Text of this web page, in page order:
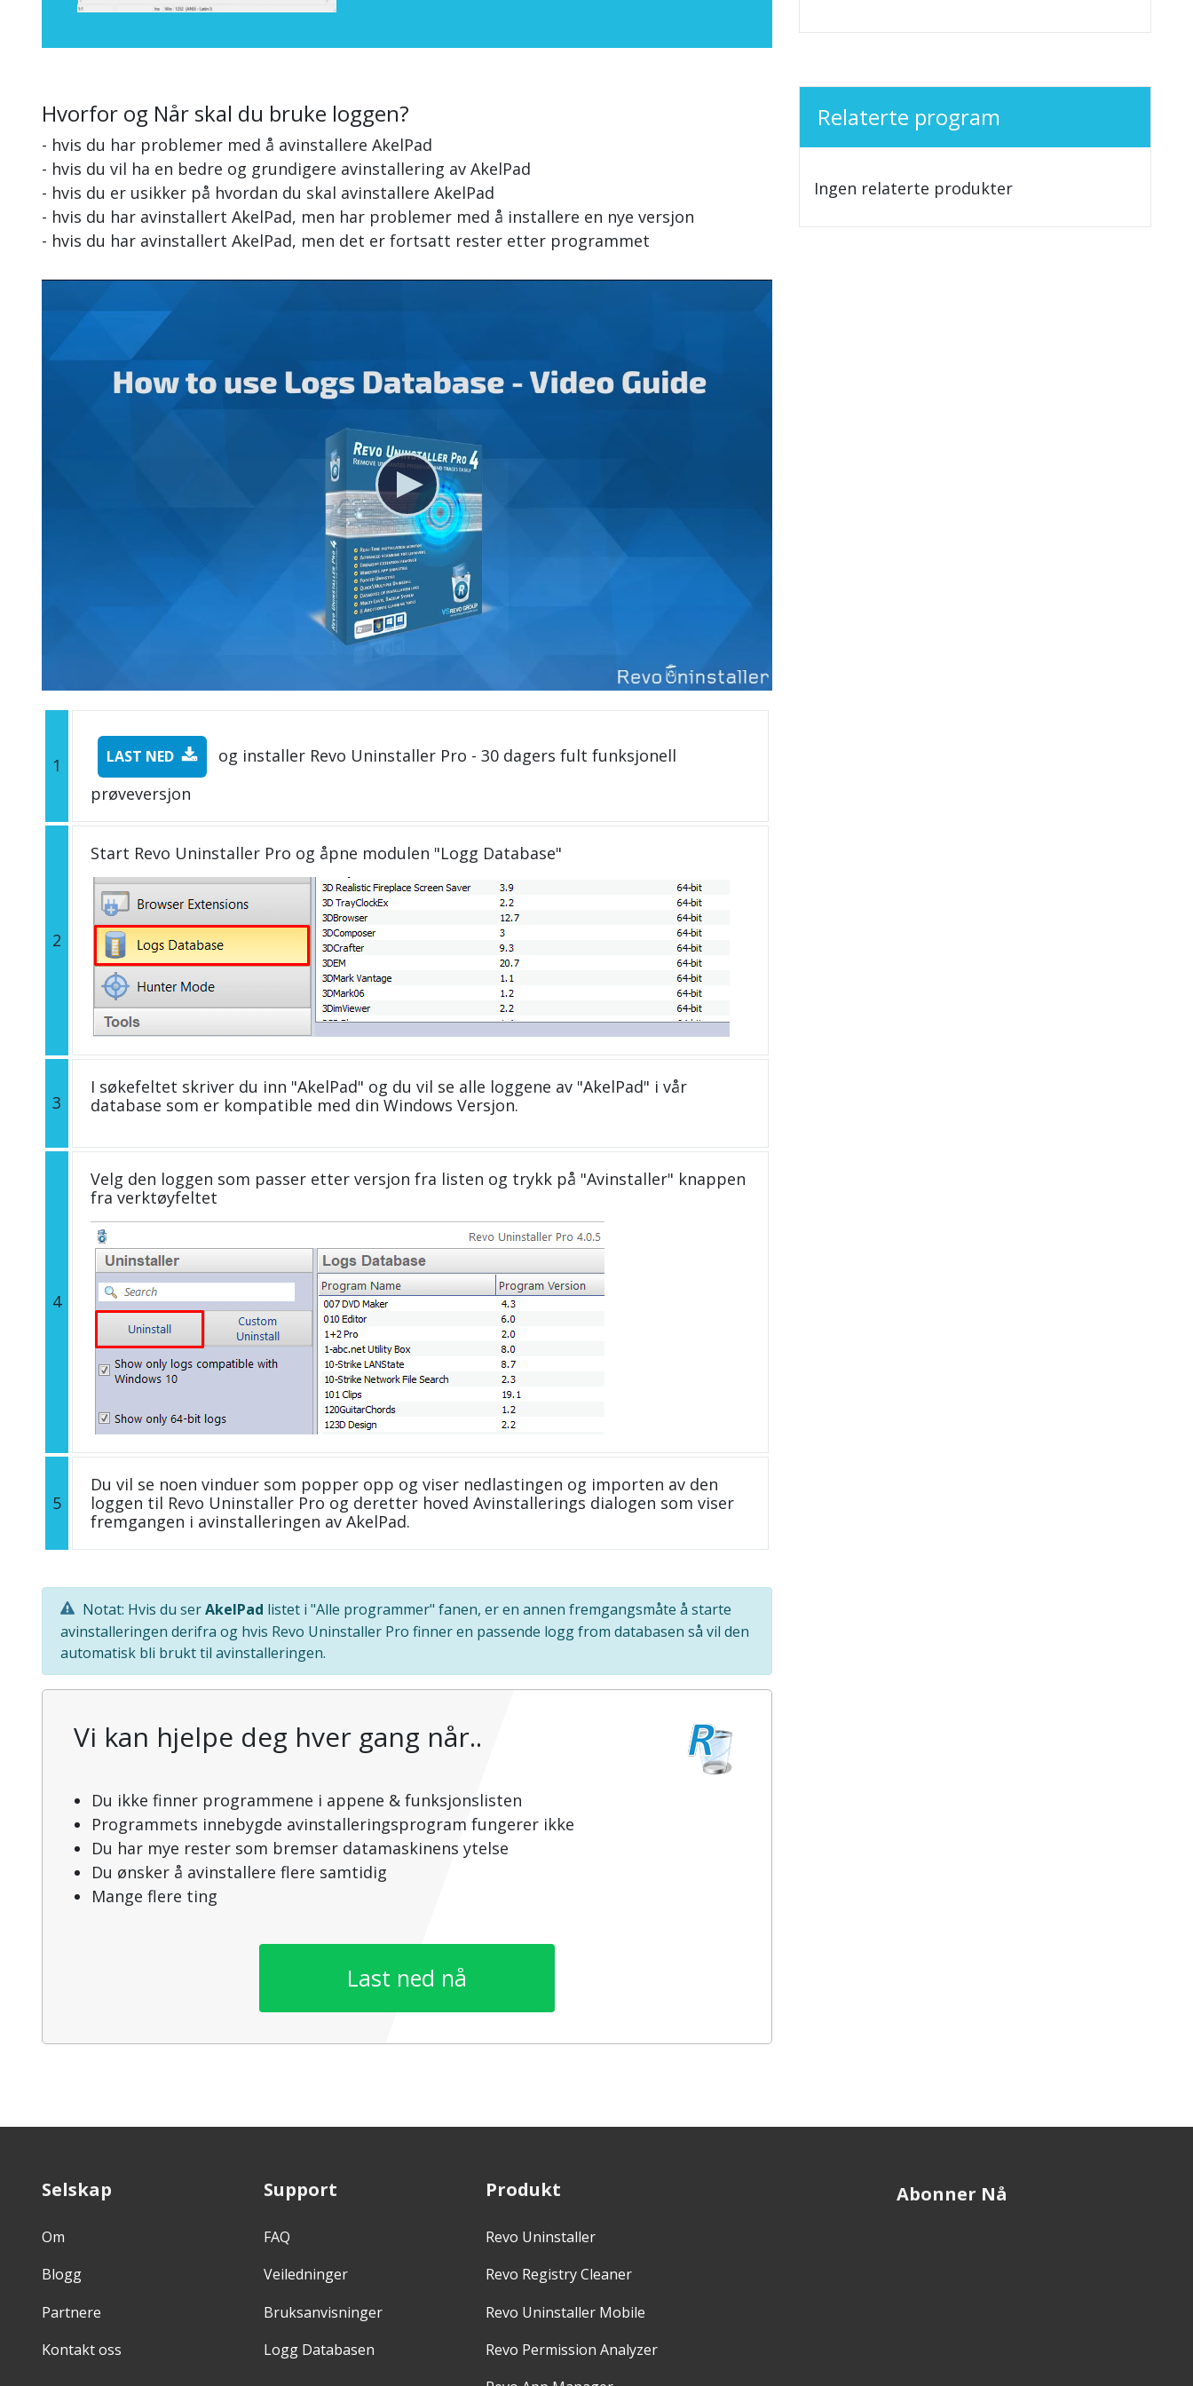
Hvorfor og Når skal du bruke loggen?
- hvis du har problemer med å avinstallere AkelPad
- hvis du vil ha en bedre og grundigere avinstallering av AkelPad
- hvis du er usikker på hvordan du skal avinstallere AkelPad
- hvis du har avinstallert AkelPad, men har problemer med å installere en nye versjon
- hvis du har avinstallert AkelPad, men det er fortsatt rester etter programmet
1 LAST NED
og installer Revo Uninstaller Pro - 30 dagers fult funksjonell
prøveversjon
2
Start Revo Uninstaller Pro og åpne modulen "Logg Database"
3
I søkefeltet skriver du inn "AkelPad" og du vil se alle loggene av "AkelPad" i vår
database som er kompatible med din Windows Versjon.
4
Velg den loggen som passer etter versjon fra listen og trykk på "Avinstaller" knappen
fra verktøyfeltet
5
Du vil se noen vinduer som popper opp og viser nedlastingen og importen av den
loggen til Revo Uninstaller Pro og deretter hoved Avinstallerings dialogen som viser
fremgangen i avinstalleringen av AkelPad.
Notat: Hvis du serAkelPad listet i "Alle programmer" fanen, er en annen fremgangsmåte å starte
avinstalleringen derifra og hvis Revo Uninstaller Pro finner en passende logg from databasen så vil den
automatisk bli brukt til avinstalleringen.
Vi kan hjelpe deg hver gang når..
Du ikke finner programmene i appene & funksjonslisten
Programmets innebygde avinstalleringsprogram fungerer ikke
Du har mye rester som bremser datamaskinens ytelse
Du ønsker å avinstallere flere samtidig
Mange flere ting
Last ned nå
Relaterte program
Ingen relaterte produkter
Selskap
Om
Blogg
Partnere
Kontakt oss
Support
FAQ
Veiledninger
Bruksanvisninger
Logg Databasen
Produkt
Revo Uninstaller
Revo Registry Cleaner
Revo Uninstaller Mobile
Revo Permission Analyzer
Abonner Nå